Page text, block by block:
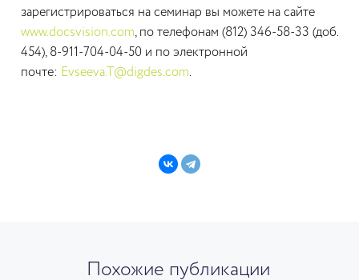
зарегистрироваться на семинар вы можете на сайте
www.docsvision.com, по телефонам (812) 346-58-33 (доб.
454), 8-911-704-04-50 и по электронной
почте: Evseeva.T@digdes.com.
Похожие публикации